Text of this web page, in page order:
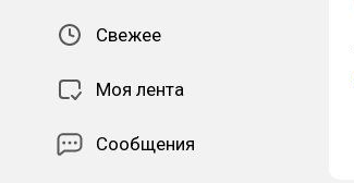
Свежее
Моя лента
Сообщения